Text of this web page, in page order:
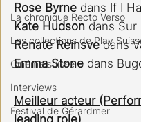
La chronique Recto Verso
Les collections de Play
Cinéma suisse
Interviews
Festival de Gérardmer
Rose Byrne dans If I
Kate Hudson dans Sur
Renate Reinsve dans
Emma Stone dans
Meilleur acteur